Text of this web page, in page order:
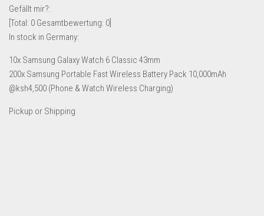
Münzen
Spielzeug & Games
Schuhe & Accessoires
Sport & Freizeit
Uhren & Schmuck
Gefällt mir?:
[Total: 0 Gesamtbewertung: 0
In stock in Germany:
10x Samsung Galaxy Watch 6 Classic 43mm
200x Samsung Portable Fast Wireless Battery Pack 10,000mAh
@ksh4,500 (Phone & Watch Wireless Charging)
Pickup or Shipping